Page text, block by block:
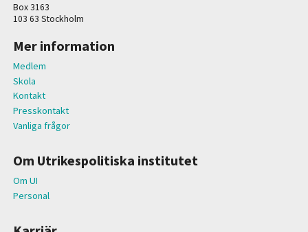
Box 3163
103 63 Stockholm
Mer information
Medlem
Skola
Kontakt
Presskontakt
Vanliga frågor
Om Utrikespolitiska institutet
Om UI
Personal